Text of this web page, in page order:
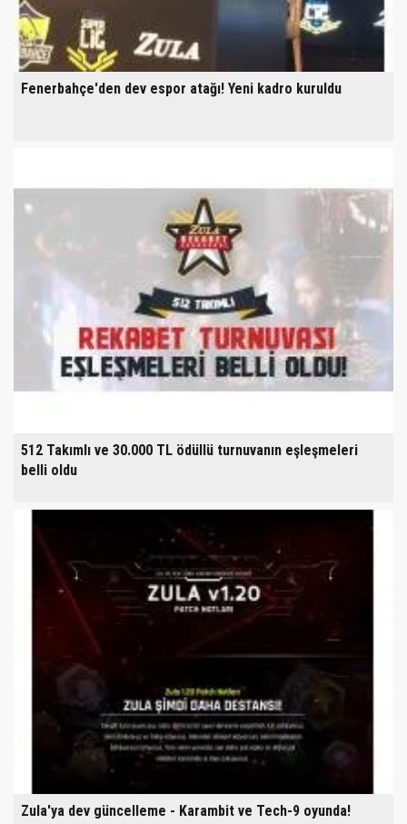
Fenerbahçe'den dev espor atağı! Yeni kadro kuruldu
512 Takımlı ve 30.000 TL ödüllü turnuvanın eşleşmeleri
belli oldu
Zula'ya dev güncelleme - Karambit ve Tech-9 oyunda!